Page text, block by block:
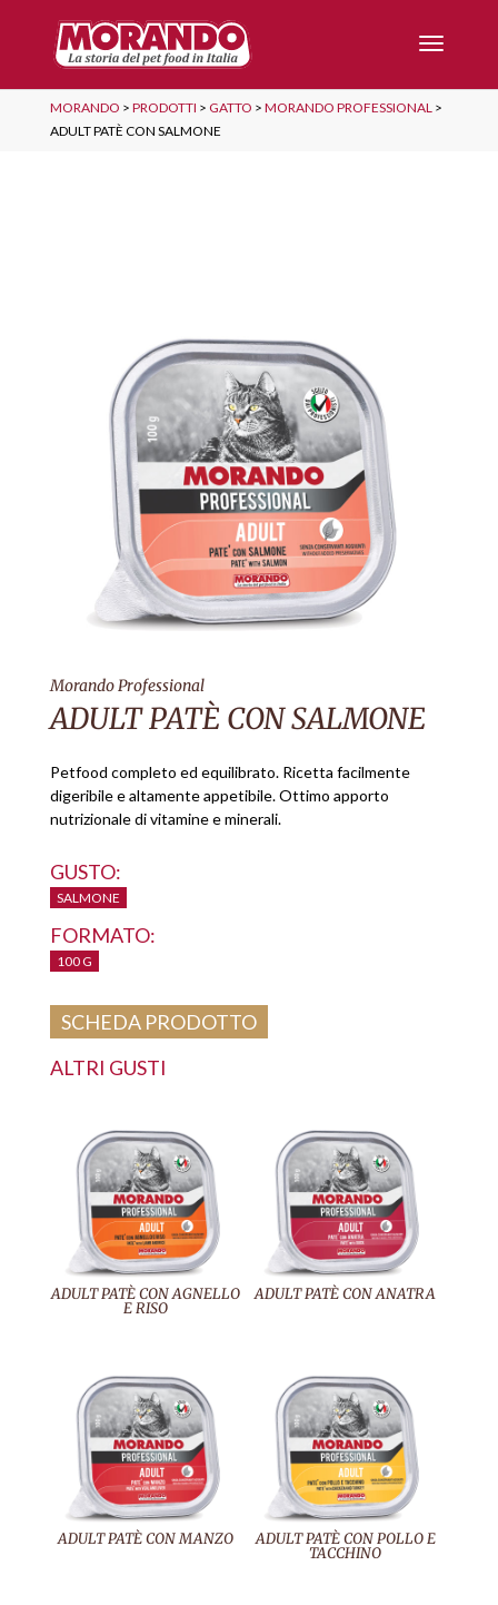
MORANDO > PRODOTTI > GATTO > MORANDO PROFESSIONAL>
ADULT PATÈ CON SALMONE
Morando Professional
ADULT PATÈ CON SALMONE
Petfood completo ed equilibrato. Ricetta facilmente
digeribile e altamente appetibile. Ottimo apporto
nutrizionale di vitamine e minerali.
GUSTO:
SALMONE
FORMATO:
100 G
SCHEDA PRODOTTO
ALTRI GUSTI
ADULT PATÈ CON AGNELLO
E RISO
ADULT PATÈ CON ANATRA
ADULT PATÈ CON MANZO ADULT PATÈ CON POLLO E
TACCHINO